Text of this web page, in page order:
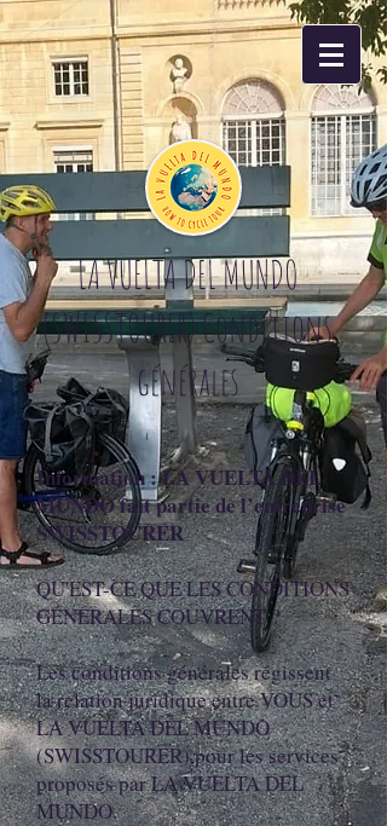
LA VUELTA DEL MUNDO
(SWISSTOURER) Conditions
générales
Information : LA VUELTA DEL
MUNDO fait partie de l’entreprise
SWISSTOURER
QU'EST-CE QUE LES CONDITIONS
GÉNÉRALES COUVRENT ?
Les conditions générales régissent
la relation juridique entre VOUS et
LA VUELTA DEL MUNDO
(SWISSTOURER) pour les services
proposés par LA VUELTA DEL
MUNDO.